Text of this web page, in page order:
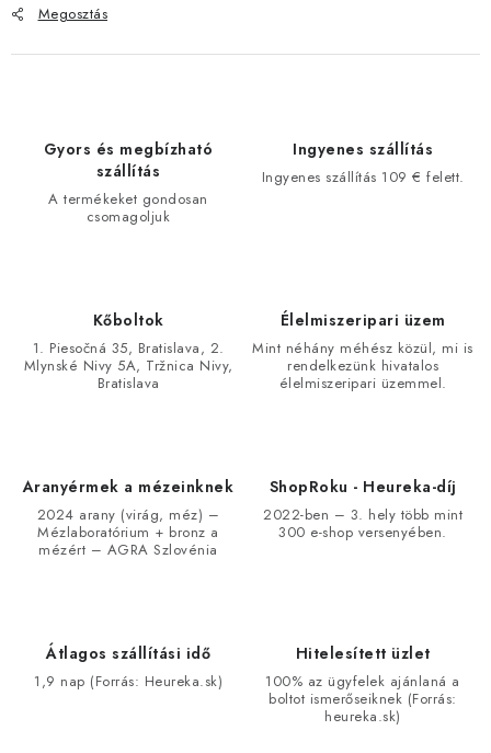
Megosztás
Gyors és megbízható
szállítás
A termékeket gondosan
csomagoljuk
Ingyenes szállítás
Ingyenes szállítás 109 € felett.
Kőboltok
1. Piesočná 35, Bratislava, 2.
Mlynské Nivy 5A, Tržnica Nivy,
Bratislava
Élelmiszeripari üzem
Mint néhány méhész közül, mi is
rendelkezünk hivatalos
élelmiszeripari üzemmel.
Aranyérmek a mézeinknek
2024 arany (virág, méz) –
Mézlaboratórium + bronz a
mézért – AGRA Szlovénia
ShopRoku - Heureka-díj
2022-ben – 3. hely több mint
300 e-shop versenyében.
Átlagos szállítási idő
1,9 nap (Forrás: Heureka.sk)
Hitelesített üzlet
100% az ügyfelek ajánlaná a
boltot ismerőseiknek (Forrás:
heureka.sk)